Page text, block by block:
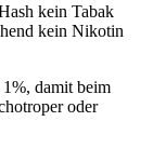
kein Tabak
kein Nikotin
damit beim
oder